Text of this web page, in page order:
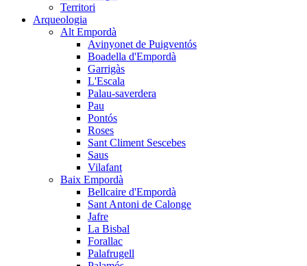
Territori
Arqueologia
Alt Empordà
Avinyonet de Puigventós
Boadella d'Empordà
Garrigàs
L'Escala
Palau-saverdera
Pau
Pontós
Roses
Sant Climent Sescebes
Saus
Vilafant
Baix Empordà
Bellcaire d'Empordà
Sant Antoni de Calonge
Jafre
La Bisbal
Forallac
Palafrugell